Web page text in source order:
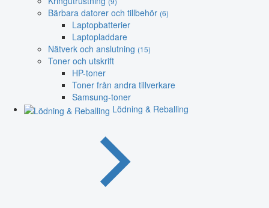
Bärbara datorer och tillbehör (6)
Laptopbatterier
Laptopladdare
Nätverk och anslutning (15)
Toner och utskrift
HP-toner
Toner från andra tillverkare
Samsung-toner
Lödning & Reballing